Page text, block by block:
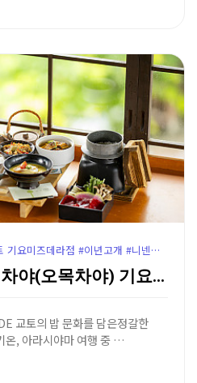
#교토추천음식 #오목차야 #교토 기요미즈데라점 #이년고개 #니넨자카
[교토 맛집] 이츠키차야(오목차야) 기요미즈데라점 - …
교토의 밥 문화를 담은정갈한
온, 아라시야마 여행 중 …